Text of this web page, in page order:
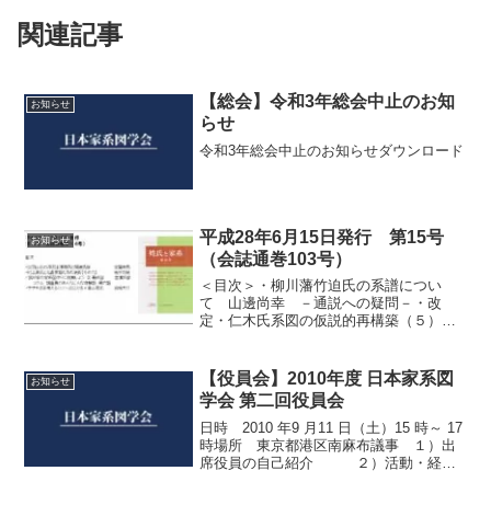
関連記事
お知らせ
【総会】令和3年総会中止のお知
らせ
令和3年総会中止のお知らせダウンロード
お知らせ
平成28年6月15日発行 第15号
（会誌通巻103号）
＜目次＞・柳川藩竹迫氏の系譜につい
て 山邊尚幸 －通説への疑問－・改
定・仁木氏系図の仮説的再構築（５）
挑戦しよう 8 吉濱邦彦 雑記 小説に見
る家系図の話 弐・続・苗...
お知らせ
【役員会】2010年度 日本家系図
学会 第二回役員会
日時 2010 年9 月11 日（土）15 時～ 17
時場所 東京都港区南麻布議事 １）出
席役員の自己紹介 ２）活動・経理